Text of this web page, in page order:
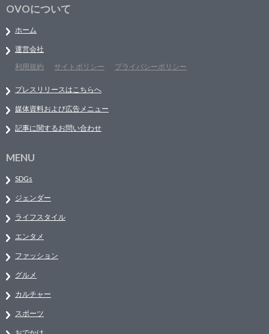
OVOについて
ホーム
運営会社
利用規約
サイトポリシー プライバシーポリシー
プレスリリースはこちらへ
媒体資料および広告メニュー
記事に関するお問い合わせ
MENU
SDGs
ジェンダー
ライフスタイル
エンタメ
ファッション
グルメ
カルチャー
スポーツ